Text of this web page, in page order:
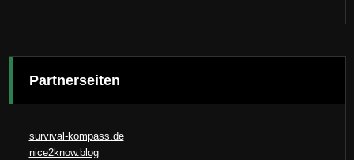
Partnerseiten
survival-kompass.de
nice2know.blog